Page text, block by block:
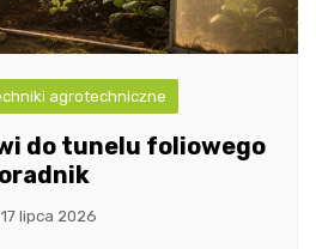
agrotechniczne
do tunelu foliowego
17 lipca 2026